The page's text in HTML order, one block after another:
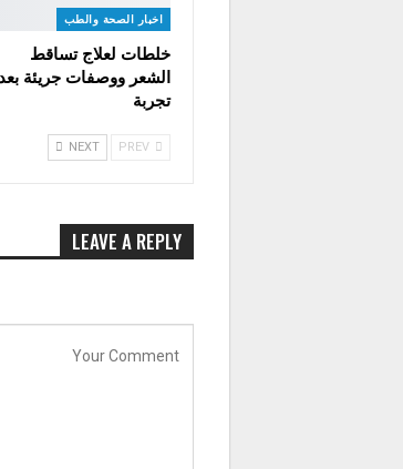
اخبار الصحة والطب
خلطات لعلاج تساقط
الشعر ووصفات جريئة بعد
تجربة
NEXT
LEAVE A REPLY